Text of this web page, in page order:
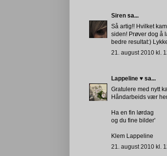
Siren sa...
Så artig!! Hvilket
siden! Prøver dog å
bedre resultat:)
21. august 2010 kl.
Lappeline ♥ sa...
Gratulere med nytt
Håndarbeids vær
Ha en fin lørdag
og du fine bilder'
Klem Lappeline
21. august 2010 kl.